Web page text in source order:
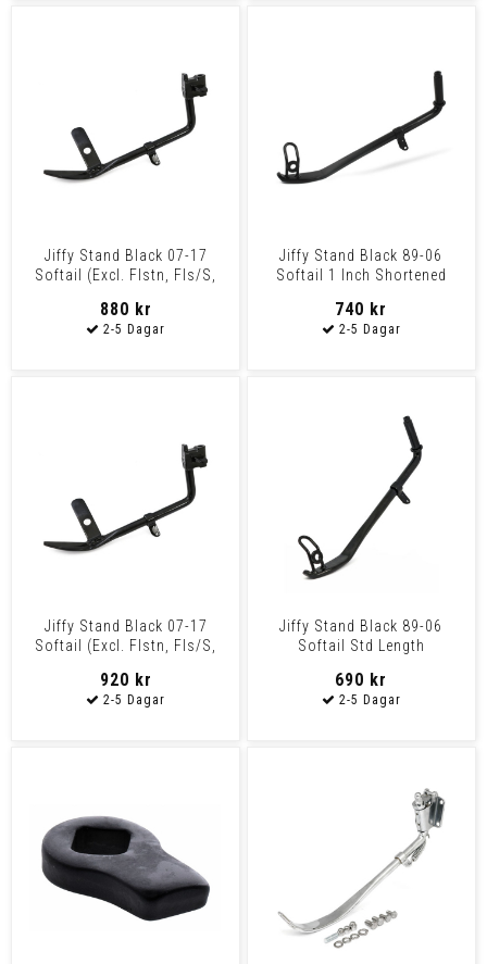
Jiffy Stand Black 07-17
Softail (Excl. Flstn, Fls/S,
880 kr
Jiffy Stand Black 89-06
Softail 1 Inch Shortened
740 kr
Jiffy Stand Black 07-17
Softail (Excl. Flstn, Fls/S,
920 kr
Jiffy Stand Black 89-06
Softail Std Length
690 kr